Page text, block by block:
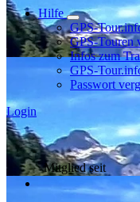
Hilfe
GPS-
GPS-Touren
Infos zum
GPS-
Passwort
Login
Mitglied seit